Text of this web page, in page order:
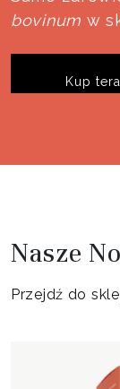
bovinum w
Kup
Nasze
Przejdź do